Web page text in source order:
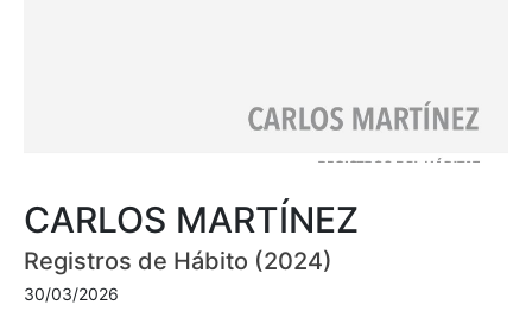
CARLOS MARTÍNEZ
Registros de Hábito (2024)
30/03/2026